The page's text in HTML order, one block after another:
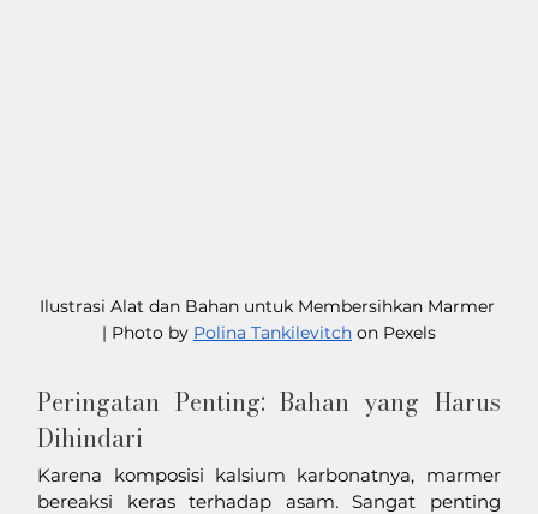
Ilustrasi Alat dan Bahan untuk Membersihkan Marmer
| Photo by Polina Tankilevitch on Pexels
Peringatan Penting: Bahan yang Harus
Dihindari
Karena komposisi kalsium karbonatnya, marmer
bereaksi keras terhadap asam. Sangat penting